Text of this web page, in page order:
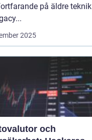
på äldre teknik
2025
och